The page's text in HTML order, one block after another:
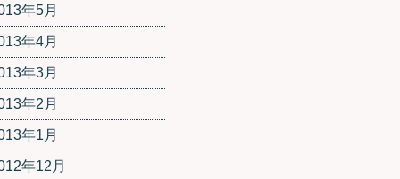
年5月
年4月
年3月
年2月
年1月
年12月